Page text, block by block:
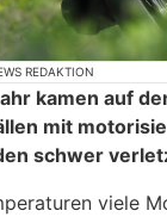
REDAKTION
kamen auf
mit
schwer
viele